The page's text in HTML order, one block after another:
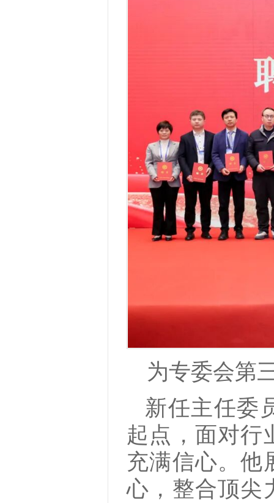
为专委会第
新任主任委
起点，面对行
充满信心。他
心，整合顶尖